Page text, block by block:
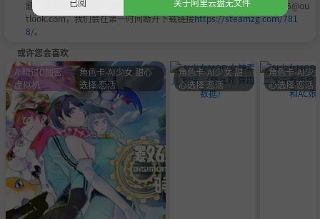
题，如有侵权请邮件与我们联系处理。敬请谅解！E-mail：acgbns666@ou
tlook.com，我们会在第一时间断开下载链接https://steamzg.com/781
8/。
或许您会喜欢
A-绕过D加密
虚拟机
角色卡-AI少女 甜心
选择 恋活
角色卡-AI少女 甜
心选择 恋活
角色卡-AI少
心选择 恋活